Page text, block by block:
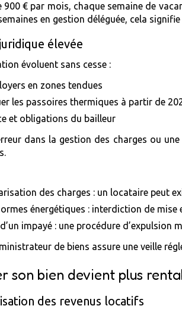
€ par mois, chaque semaine de
en gestion déléguée, cela
élevée
évoluent sans cesse :
en zones tendues
les passoires thermiques à partir de
et obligations du bailleur
dans la gestion des charges ou
des charges : un locataire peut
énergétiques : interdiction de
impayé : une procédure d’expulsion
de biens assure une veille
son bien devient plus
des revenus locatifs